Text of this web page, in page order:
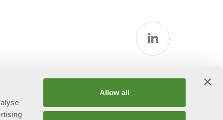
Allow all